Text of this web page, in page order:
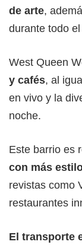
de arte,
durante todo
West Queen
y cafés, al
en vivo y la
noche.
Este barrio es
con más
revistas como
restaurantes
El transporte